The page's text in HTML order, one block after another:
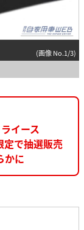
(画像 No.1/3)
イース
で抽選販売
かに